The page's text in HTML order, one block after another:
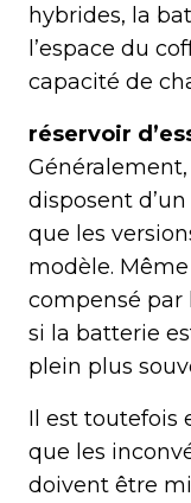
hybrides, la
l’espace du
capacité de
réservoir
disposent
que les
modèle.
compensé par
si la batterie
plein plus
Il est toutefois
que les
doivent être